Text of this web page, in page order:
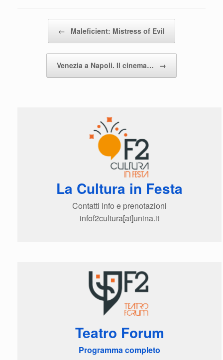
← Maleficient: Mistress of Evil
Venezia a Napoli. Il cinema… →
La Cultura in Festa
Contatti info e prenotazioni
infof2cultura[at]unina.it
Teatro Forum
Programma completo